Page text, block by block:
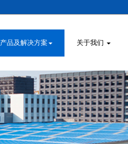
产品及解决方案 关于我们